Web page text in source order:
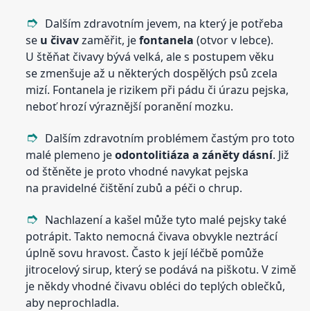
Dalším zdravotním jevem, na který je potřeba
se u čivavzaměřit, jefontanela (otvor v lebce).
U štěňat čivavy bývá velká, ale s postupem věku
se zmenšuje až u některých dospělých psů zcela
mizí. Fontanela je rizikem při pádu či úrazu pejska,
neboť hrozí výraznější poranění mozku.
Dalším zdravotním problémem častým pro toto
malé plemeno jeodontolitiáza a záněty dásní. Již
od štěněte je proto vhodné navykat pejska
na pravidelné čištění zubů a péči o chrup.
Nachlazení a kašel může tyto malé pejsky také
potrápit. Takto nemocná čivava obvykle neztrácí
úplně sovu hravost. Často k její léčbě pomůže
jitrocelový sirup, který se podává na piškotu. V zimě
je někdy vhodné čivavu obléci do teplých oblečků,
aby neprochladla.